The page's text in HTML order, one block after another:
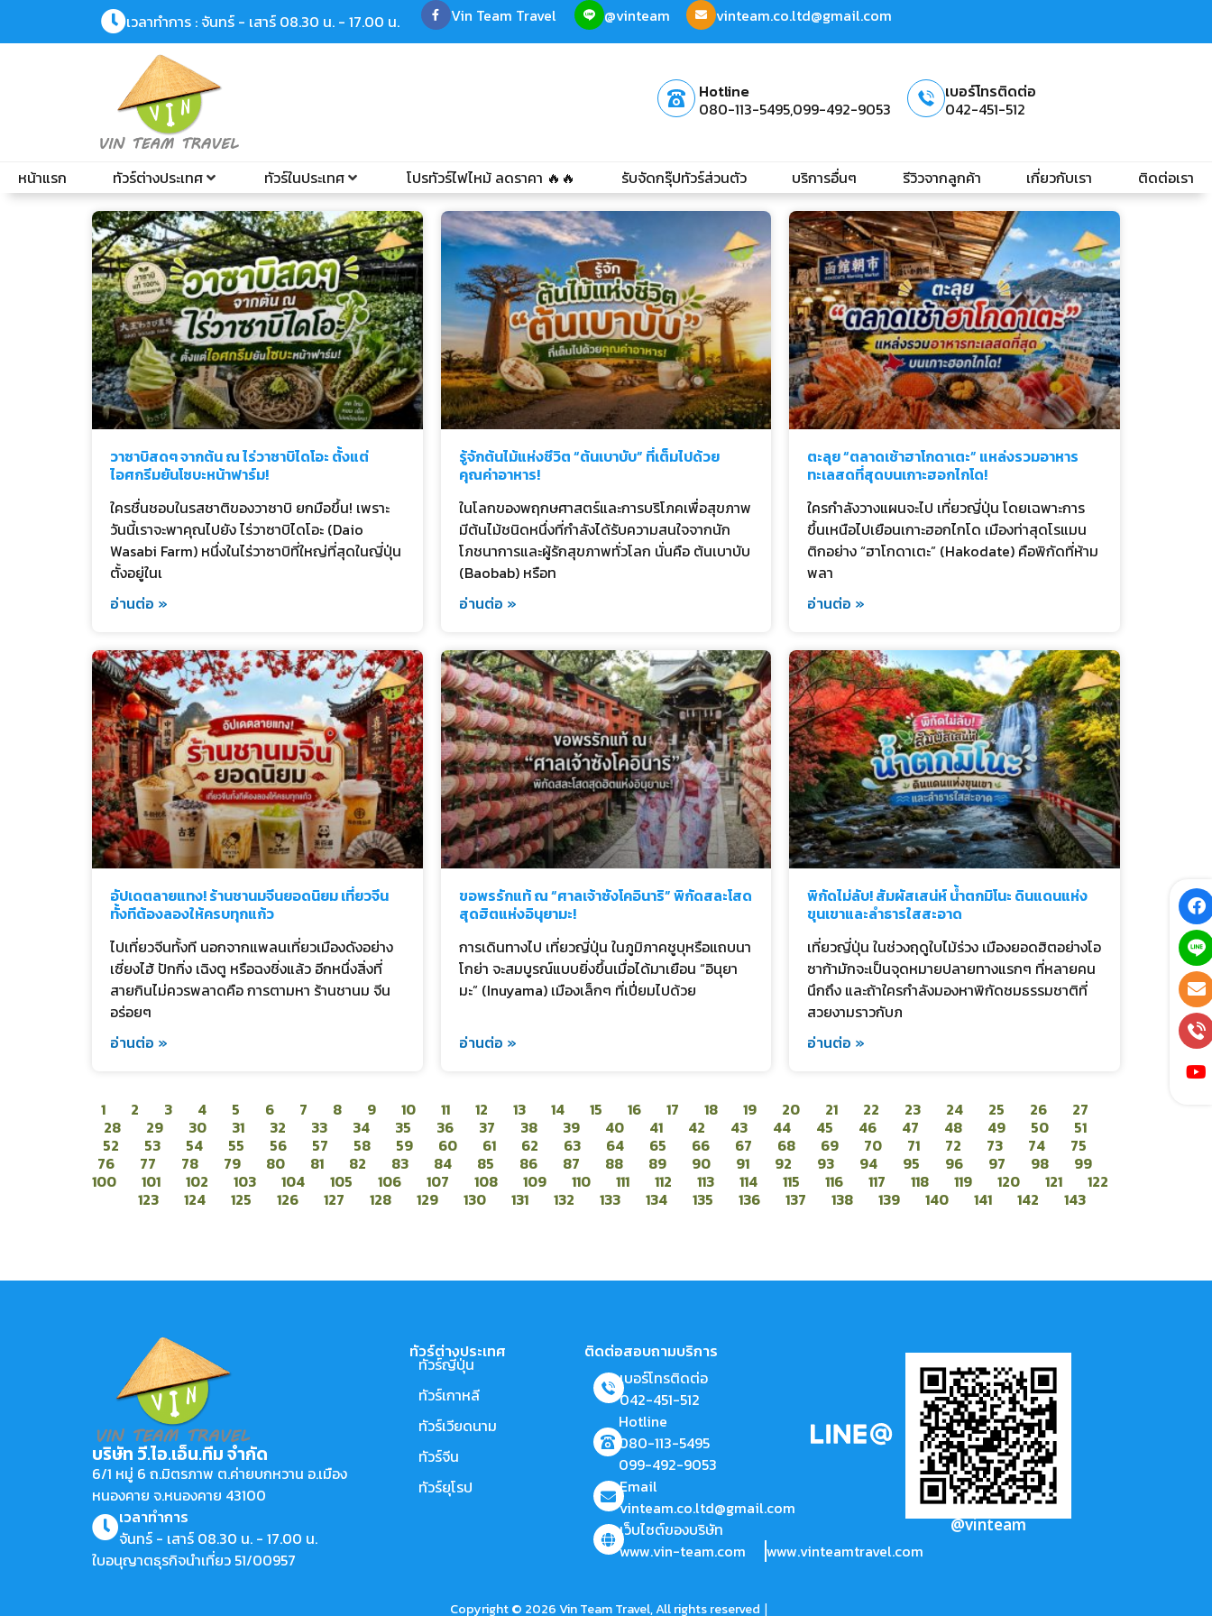
เวลาทำการ : จันทร์ - เสาร์ 08.30 น. - 17.00 น. Vin Team Travel @vinteam vinteam.co.ltd@gmail.com
Hotline
080-113-5495,099-492-9053
เบอร์โทรติดต่อ
042-451-512
หน้าแรก ทัวร์ต่างประเทศ ทัวร์ในประเทศ โปรทัวร์ไฟไหม้ ลดราคา 🔥🔥 รับจัดกรุ๊ปทัวร์ส่วนตัว บริการอื่นๆ รีวิวจากลูกค้า เกี่ยวกับเรา ติดต่อเรา
วาซาบิสดๆ จากต้น ณ ไร่วาซาบิไดโอะ ตั้งแต่
ไอศกรีมยันโซบะหน้าฟาร์ม!
ใครชื่นชอบในรสชาติของวาซาบิ ยกมือขึ้น! เพราะ
วันนี้เราจะพาคุณไปยัง ไร่วาซาบิไดโอะ (Daio
Wasabi Farm) หนึ่งในไร่วาซาบิที่ใหญ่ที่สุดในญี่ปุ่น
ตั้งอยู่ในเ
อ่านต่อ »
รู้จักต้นไม้แห่งชีวิต “ต้นเบาบับ” ที่เต็มไปด้วย
คุณค่าอาหาร!
ในโลกของพฤกษศาสตร์และการบริโภคเพื่อสุขภาพ
มีต้นไม้ชนิดหนึ่งที่กำลังได้รับความสนใจจากนัก
โภชนาการและผู้รักสุขภาพทั่วโลก นั่นคือ ต้นเบาบับ
(Baobab) หรือท
อ่านต่อ »
ตะลุย “ตลาดเช้าฮาโกดาเตะ” แหล่งรวมอาหาร
ทะเลสดที่สุดบนเกาะฮอกไกโด!
ใครกำลังวางแผนจะไป เที่ยวญี่ปุ่น โดยเฉพาะการ
ขึ้นเหนือไปเยือนเกาะฮอกไกโด เมืองท่าสุดโรแมน
ติกอย่าง “ฮาโกดาเตะ” (Hakodate) คือพิกัดที่ห้าม
พลา
อ่านต่อ »
อัปเดตลายแทง! ร้านชานมจีนยอดนิยม เที่ยวจีน
ทั้งทีต้องลองให้ครบทุกแก้ว
ไปเที่ยวจีนทั้งที นอกจากแพลนเที่ยวเมืองดังอย่าง
เซี่ยงไฮ้ ปักกิ่ง เฉิงตู หรือฉงชิ่งแล้ว อีกหนึ่งสิ่งที่
สายกินไม่ควรพลาดคือ การตามหา ร้านชานม จีน
อร่อยๆ
อ่านต่อ »
ขอพรรักแท้ ณ “ศาลเจ้าซังโคอินาริ” พิกัดสละโสด
สุดฮิตแห่งอินุยามะ!
การเดินทางไป เที่ยวญี่ปุ่น ในภูมิภาคชูบุหรือแถบนา
โกย่า จะสมบูรณ์แบบยิ่งขึ้นเมื่อได้มาเยือน “อินุยา
มะ” (Inuyama) เมืองเล็กๆ ที่เปี่ยมไปด้วย
อ่านต่อ »
พิกัดไม่ลับ! สัมผัสเสน่ห์ น้ำตกมิโนะ ดินแดนแห่ง
ขุนเขาและลำธารใสสะอาด
เที่ยวญี่ปุ่น ในช่วงฤดูใบไม้ร่วง เมืองยอดฮิตอย่างโอ
ซาก้ามักจะเป็นจุดหมายปลายทางแรกๆ ที่หลายคน
นึกถึง และถ้าใครกำลังมองหาพิกัดชมธรรมชาติที่
สวยงามราวกับภ
อ่านต่อ »
1 2 3 4 5 6 7 8 9 10 11 12 13 14 15 16 17 18 19 20 21 22 23 24 25 26
27
28
29 30 31 32 33 34 35 36 37 38 39 40 41 42 43 44 45 46 47 48 49 50
51
52
53 54 55 56 57 58 59 60 61 62 63 64 65 66 67 68 69 70 71 72 73 74
75
76
77 78 79 80 81 82 83 84 85 86 87 88 89 90 91 92 93 94 95 96 97 98
99
100
101 102 103 104 105 106 107 108 109 110 111 112 113 114 115 116 117 118 119 120 121
122
123
124 125 126 127 128 129 130 131 132 133 134 135 136 137 138 139 140 141 142 143
บริษัท วี.ไอ.เอ็น.ทีม จำกัด
6/1 หมู่ 6 ถ.มิตรภาพ ต.ค่ายบกหวาน อ.เมือง
หนองคาย จ.หนองคาย 43100
เวลาทำการ
จันทร์ - เสาร์ 08.30 น. - 17.00 น.
ใบอนุญาตธุรกิจนำเที่ยว 51/00957
ทัวร์ต่างประเทศ
ทัวร์ญี่ปุ่น
ทัวร์เกาหลี
ทัวร์เวียดนาม
ทัวร์จีน
ทัวร์ยุโรป
ติดต่อสอบถามบริการ
เบอร์โทรติดต่อ
042-451-512
Hotline
080-113-5495
099-492-9053
Email
vinteam.co.ltd@gmail.com
เว็บไซต์ของบริษัท
www.vin-team.com
www.vinteamtravel.com
@vinteam
Copyright © 2026 Vin Team Travel, All rights reserved |